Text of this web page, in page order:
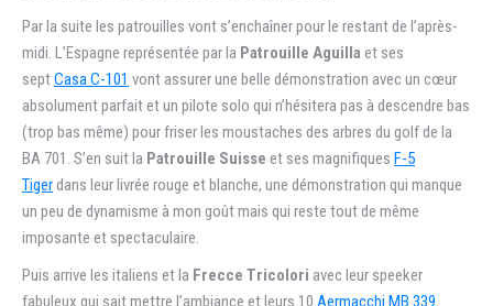
Par la suite les patrouilles vont s’enchaîner pour le restant de l’après-
midi. L’Espagne représentée par la Patrouille Aguilla et ses
septCasa C-101 vont assurer une belle démonstration avec un cœur
absolument parfait et un pilote solo qui n’hésitera pas à descendre bas
(trop bas même) pour friser les moustaches des arbres du golf de la
BA 701. S’en suit la Patrouille Suisse et ses magnifiques F-5
Tigerdans leur livrée rouge et blanche, une démonstration qui manque
un peu de dynamisme à mon goût mais qui reste tout de même
imposante et spectaculaire.
Puis arrive les italiens et la Frecce Tricolori avec leur speeker
fabuleux qui sait mettre l’ambiance et leurs 10 Aermacchi MB 339.